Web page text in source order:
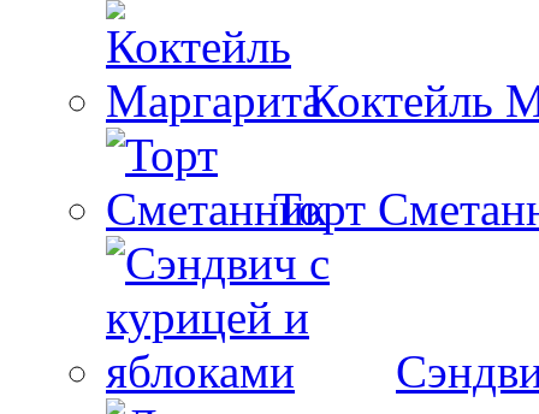
Коктейль
Торт